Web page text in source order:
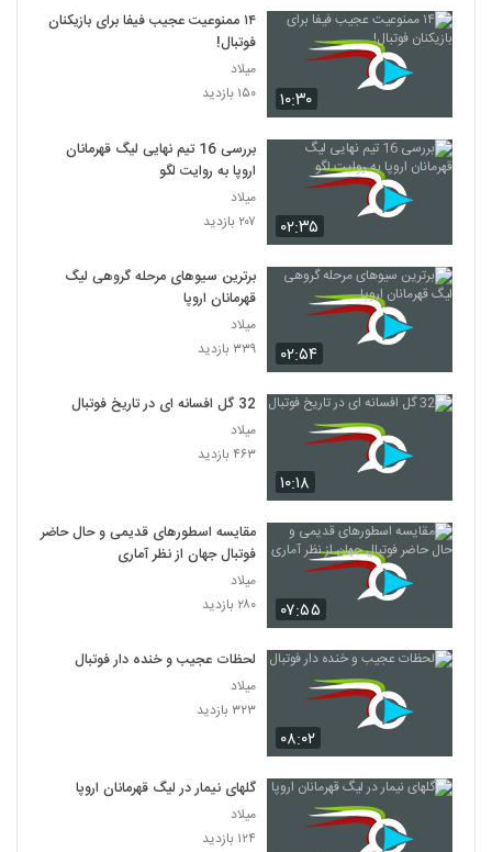
۱۰:۳۰
۱۴ ممنوعیت عجیب فیفا برای بازیکنان
فوتبال!
میلاد
۱۵۰ بازدید
۰۲:۳۵
بررسی 16 تیم نهایی لیگ قهرمانان
اروپا به روایت لگو
میلاد
۲۰۷ بازدید
۰۲:۵۴
برترین سیوهای مرحله گروهی لیگ
قهرمانان اروپا
میلاد
۳۳۹ بازدید
۱۰:۱۸
32 گل افسانه ای در تاریخ فوتبال
میلاد
۴۶۳ بازدید
۰۷:۵۵
مقایسه اسطورهای قدیمی و حال حاضر
فوتبال جهان از نظر آماری
میلاد
۲۸۰ بازدید
۰۸:۰۲
لحظات عجیب و خنده دار فوتبال
میلاد
۳۲۳ بازدید
گلهای نیمار در لیگ قهرمانان اروپا
میلاد
۱۲۴ بازدید